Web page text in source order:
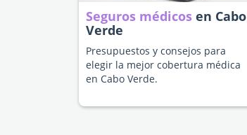
Seguros médicos en Cabo
Verde
Presupuestos y consejos para
elegir la mejor cobertura médica
en Cabo Verde.